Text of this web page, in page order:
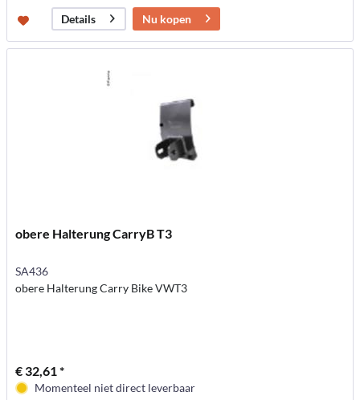
Details
Nu kopen
obere Halterung CarryB T3
SA436
obere Halterung Carry Bike VWT3
€ 32,61 *
Momenteel niet direct leverbaar